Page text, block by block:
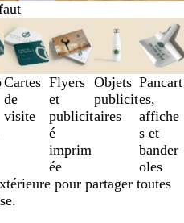
Cartes
de
visite
Flyers
et
publicit
é
imprim
ée
Objets
publicit
aires
Pancart
es,
affiche
s et
bander
oles
pour partager toutes